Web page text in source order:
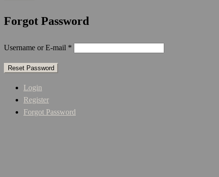
Forgot Password
Username or E-mail *
Login
Register
Forgot Password